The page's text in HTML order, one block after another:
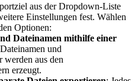
aus der Dropdown-Liste
Einstellungen fest. Wählen
Optionen:
Dateinamen mithilfe einer
und
werden aus den
erzeugt.